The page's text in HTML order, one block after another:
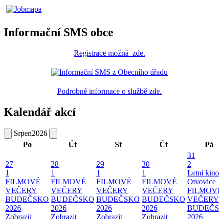
Informační SMS obce
Registrace možná zde.
Podrobné informace o službě zde.
Kalendář akcí
Srpen2026
Po
Út St Čt Pá
27
1
FILMOVÉ
VEČERY
BUDEČSKO
2026
Zobrazit
28
1
FILMOVÉ
VEČERY
BUDEČSKO
2026
Zobrazit
29
1
FILMOVÉ
VEČERY
BUDEČSKO
2026
Zobrazit
30
1
FILMOVÉ
VEČERY
BUDEČSKO
2026
Zobrazit
31
2
Letní kino
Otvovice
VEČERY
2026